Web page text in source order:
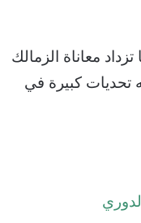
معاناة الزمالك
تحديات كبيرة في